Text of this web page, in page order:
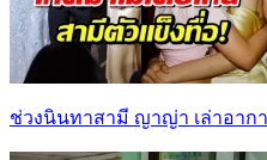
ช่วงนินทาสามี ญาญ่า เล่าอาก